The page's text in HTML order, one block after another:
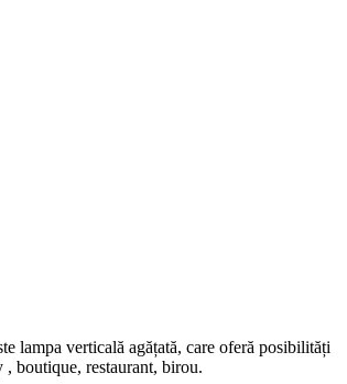
lampa verticală agățată, care oferă posibilități
boutique, restaurant, birou.